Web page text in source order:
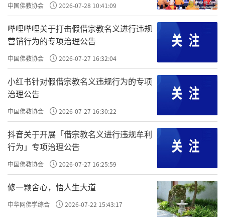
佛吉祥日介绍：
据记载，佛陀出生于公元前624年5月月圆
日，出生地是今尼泊尔兰毗尼；35年后又在5月
的某月圆之日，于菩提树下悟道；后来他涅盘
那天，巧的也是5月的月圆之日。三者虽非同一
天，却有月圆之最大共同特点。于是，后世的
佛教徒，便订下在每年5月的第一个月圆日（相
当于夏历四月十五月圆日），庆祝卫塞节。
Vesak在印度古代梵文的意思，正就是「月
圆」解也。佛在蓝毗尼园出世，传说那时天上
散下许多香花；涅盘时天上也散花。因此，也
有人称做“花节”。这天我们常在佛像前供花
中国佛教协会 2026-07-28 10:41:09
哔哩哔哩关于打击假借宗教名义进行违规
营销行为的专项治理公告
中国佛教协会 2026-07-27 16:32:04
小红书针对假借宗教名义违规行为的专项
治理公告
中国佛教协会 2026-07-27 16:30:22
抖音关于开展「借宗教名义进行违规牟利
行为」专项治理公告
中国佛教协会 2026-07-27 16:25:59
修一颗舍心，悟人生大道
中华网佛学综合 2026-07-22 15:43:17